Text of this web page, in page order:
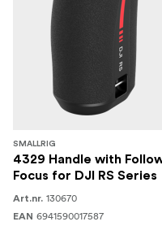
SMALLRIG
4329 Handle with
Focus for DJI RS Series
Art.nr. 130670
EAN 6941590017587